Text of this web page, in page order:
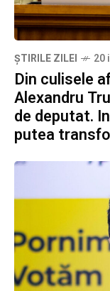
ȘTIRILE ZILEI 20
Din culisele
Alexandru
de deputat.
putea